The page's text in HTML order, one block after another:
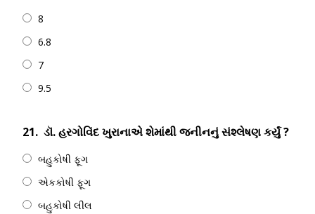
8
6.8
7
9.5
21. ડૉ. હરગોવિંદ ખુરાનાએ શેમાંથી જનીનનું સંશ્લેષણ કર્યું ?
બહુકોષી ફૂગ
એકકોષી ફૂગ
બહુકોષી લીલ